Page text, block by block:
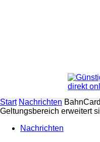
Start Nachrichten
Geltungsbereich erweitert
Nachrichten